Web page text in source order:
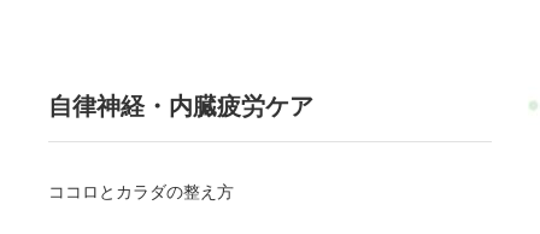
自律神経・内臓疲労ケア
ココロとカラダの整え方